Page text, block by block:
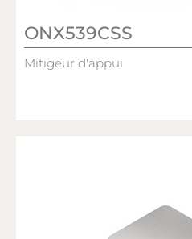
ONX539CSS
Mitigeur d'appui